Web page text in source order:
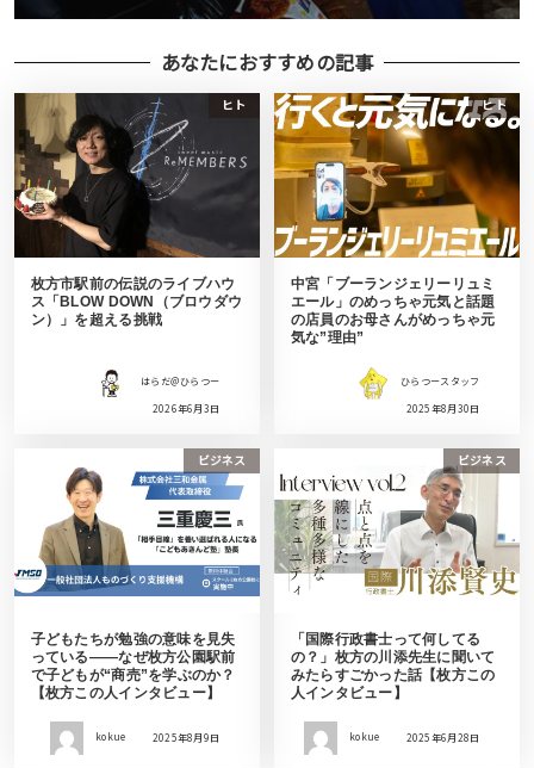
あなたにおすすめの記事
ヒト
枚方市駅前の伝説のライブハウ
ス「BLOW DOWN（ブロウダウ
ン）」を超える挑戦
はらだ＠ひらつー
2026年6月3日
ヒト
中宮「ブーランジェリーリュミ
エール」のめっちゃ元気と話題
の店員のお母さんがめっちゃ元
気な”理由”
ひらつースタッフ
2025年8月30日
ビジネス
子どもたちが勉強の意味を見失
っている——なぜ枚方公園駅前
で子どもが“商売”を学ぶのか？
【枚方この人インタビュー】
kokue 2025年8月9日
ビジネス
「国際行政書士って何してる
の？」枚方の川添先生に聞いて
みたらすごかった話【枚方この
人インタビュー】
kokue 2025年6月28日